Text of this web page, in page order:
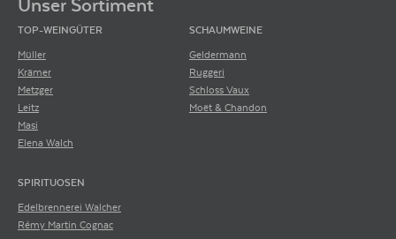
Unser Sortiment
TOP-WEINGÜTER
Müller
Krämer
Metzger
Leitz
Masi
Elena Walch
SCHAUMWEINE
Geldermann
Ruggeri
Schloss Vaux
Moët & Chandon
SPIRITUOSEN
Edelbrennerei Walcher
Rémy Martin Cognac